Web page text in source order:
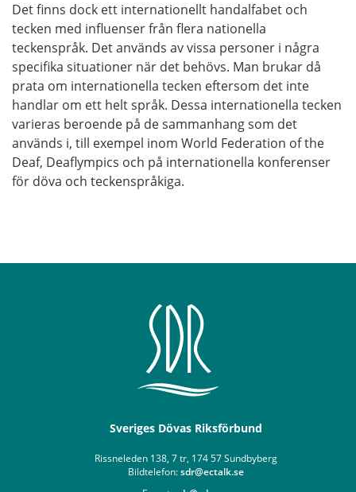
Det finns dock ett internationellt handalfabet och
tecken med influenser från flera nationella
teckenspråk. Det används av vissa personer i några
specifika situationer när det behövs. Man brukar då
prata om internationella tecken eftersom det inte
handlar om ett helt språk. Dessa internationella tecken
varieras beroende på de sammanhang som det
används i, till exempel inom World Federation of the
Deaf, Deaflympics och på internationella konferenser
för döva och teckenspråkiga.
Sveriges Dövas Riksförbund
Rissneleden 138, 7 tr, 174 57 Sundbyberg
Bildtelefon:sdr@ectalk.se